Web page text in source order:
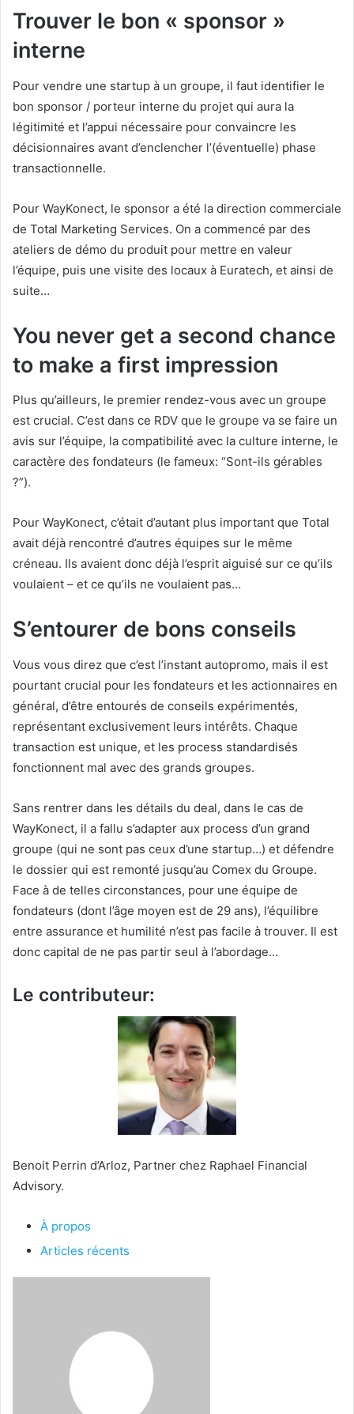
Trouver le bon « sponsor »
interne
Pour vendre une startup à un groupe, il faut identifier le
bon sponsor / porteur interne du projet qui aura la
légitimité et l’appui nécessaire pour convaincre les
décisionnaires avant d’enclencher l’(éventuelle) phase
transactionnelle.
Pour WayKonect, le sponsor a été la direction commerciale
de Total Marketing Services. On a commencé par des
ateliers de démo du produit pour mettre en valeur
l’équipe, puis une visite des locaux à Euratech, et ainsi de
suite…
You never get a second chance
to make a first impression
Plus qu’ailleurs, le premier rendez-vous avec un groupe
est crucial. C’est dans ce RDV que le groupe va se faire un
avis sur l’équipe, la compatibilité avec la culture interne, le
caractère des fondateurs (le fameux: “Sont-ils gérables
?”).
Pour WayKonect, c’était d’autant plus important que Total
avait déjà rencontré d’autres équipes sur le même
créneau. Ils avaient donc déjà l’esprit aiguisé sur ce qu’ils
voulaient – et ce qu’ils ne voulaient pas…
S’entourer de bons conseils
Vous vous direz que c’est l’instant autopromo, mais il est
pourtant crucial pour les fondateurs et les actionnaires en
général, d’être entourés de conseils expérimentés,
représentant exclusivement leurs intérêts. Chaque
transaction est unique, et les process standardisés
fonctionnent mal avec des grands groupes.
Sans rentrer dans les détails du deal, dans le cas de
WayKonect, il a fallu s’adapter aux process d’un grand
groupe (qui ne sont pas ceux d’une startup…) et défendre
le dossier qui est remonté jusqu’au Comex du Groupe.
Face à de telles circonstances, pour une équipe de
fondateurs (dont l’âge moyen est de 29 ans), l’équilibre
entre assurance et humilité n’est pas facile à trouver. Il est
donc capital de ne pas partir seul à l’abordage…
Le contributeur:
Benoit Perrin d’Arloz, Partner chez Raphael Financial
Advisory.
À propos
Articles récents